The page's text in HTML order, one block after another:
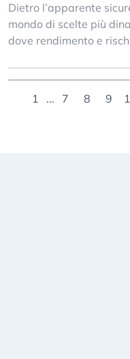
Dietro l’apparente
mondo di scelte più
dove rendimento e
1 ... 7 8 9